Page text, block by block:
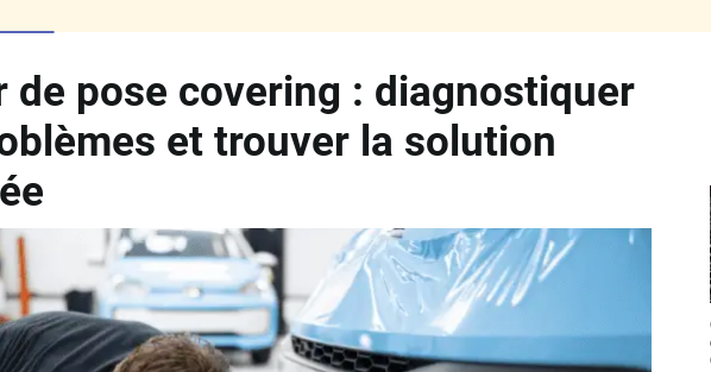
de pose covering : diagnostiquer
et trouver la solution